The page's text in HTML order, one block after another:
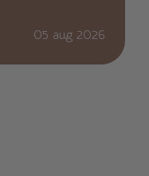
05 aug 2026